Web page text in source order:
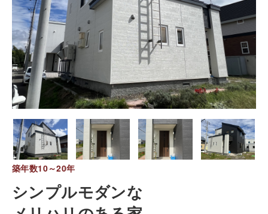
築年数10～20年
シンプルモダンな